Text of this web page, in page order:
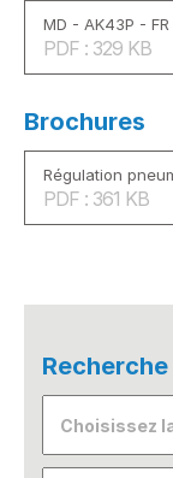
MD - AK43P - FR
PDF : 329 KB
Brochures
Régulation
PDF : 361 KB